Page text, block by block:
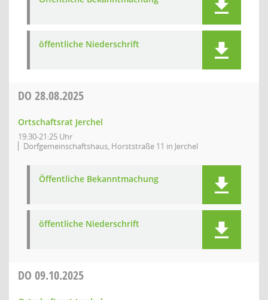
öffentliche Niederschrift
DO 28.08.2025
Ortschaftsrat Jerchel
19:30-21:25 Uhr
Dorfgemeinschaftshaus, Horststraße 11 in Jerchel
Öffentliche Bekanntmachung
öffentliche Niederschrift
DO 09.10.2025